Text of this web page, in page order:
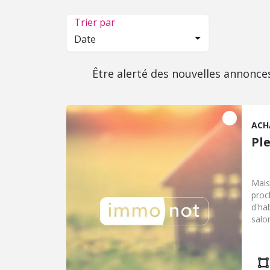
Trier par
Date
Être alerté des nouvelles